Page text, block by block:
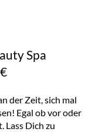
Spa
der Zeit, sich mal
Egal ob vor oder
Lass Dich zu